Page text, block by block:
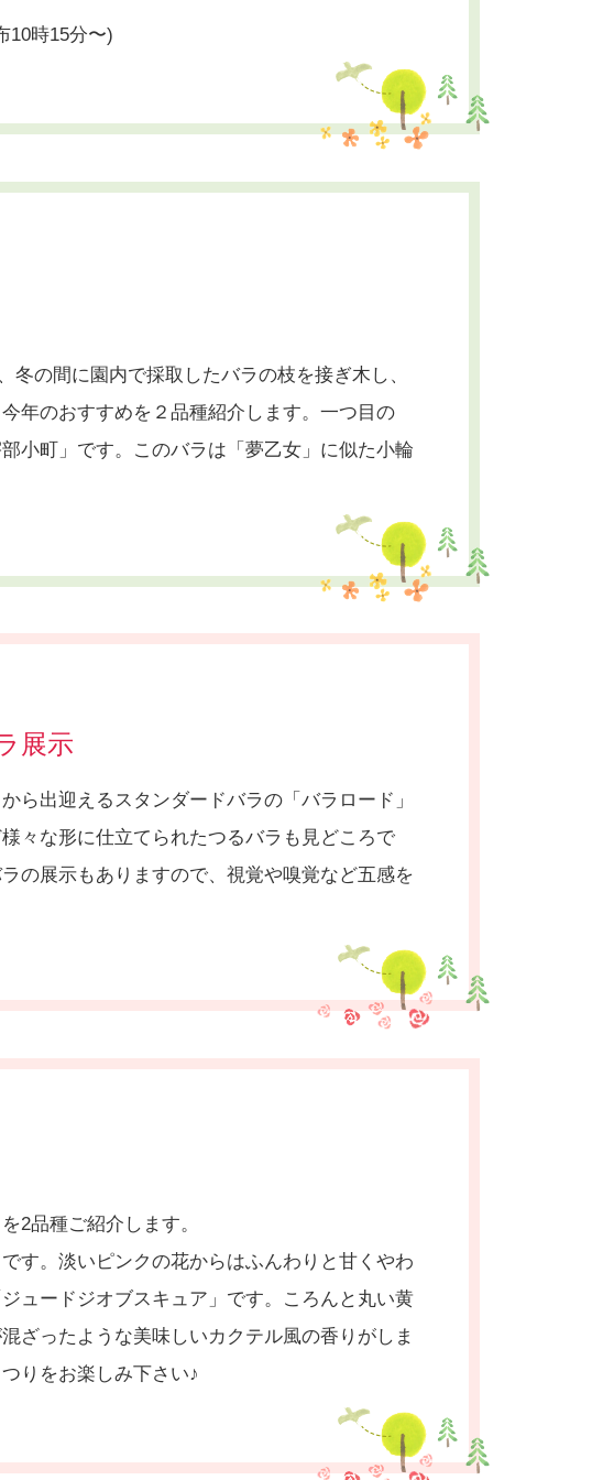
10時15分〜)
の間に園内で採取したバラの枝を接ぎ木し、
年のおすすめを２品種紹介します。一つ目の
小町」です。このバラは「夢乙女」に似た小輪
展示
ら出迎えるスタンダードバラの「バラロード」
々な形に仕立てられたつるバラも見どころで
の展示もありますので、視覚や嗅覚など五感を
2品種ご紹介します。
す。淡いピンクの花からはふんわりと甘くやわ
ュードジオブスキュア」です。ころんと丸い黄
ざったような美味しいカクテル風の香りがしま
りをお楽しみ下さい♪